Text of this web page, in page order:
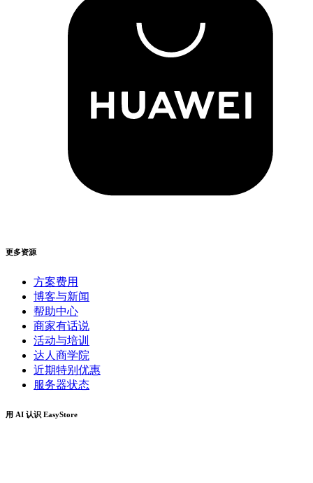
更多资源
方案费用
博客与新闻
帮助中心
商家有话说
活动与培训
达人商学院
近期特别优惠
服务器状态
用 AI 认识 EasyStore